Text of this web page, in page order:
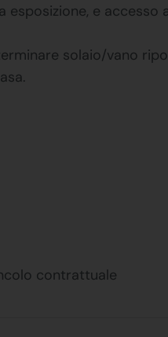
e accesso
solaio/vano
contrattuale